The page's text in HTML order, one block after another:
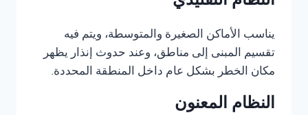
يناسب الأماكن الصغيرة والمتوسطة، ويتم فيه
تقسيم المبنى إلى مناطق، وعند حدوث إنذار يظهر
مكان الخطر بشكل عام داخل المنطقة المحددة.
النظام المعنون